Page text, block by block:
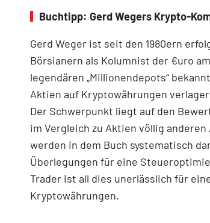
Buchtipp: Gerd Wegers Krypto-
Gerd Weger ist seit den 1980ern
Börsianern als Kolumnist der €uro
legendären „Millionen­depots“
Aktien auf Kryptowährungen
Der Schwerpunkt liegt auf den
im Ver­gleich zu Aktien völlig
werden in dem Buch systematisch
Überlegungen für eine
Trader ist all dies unerlässlich für
Kryptowährungen.